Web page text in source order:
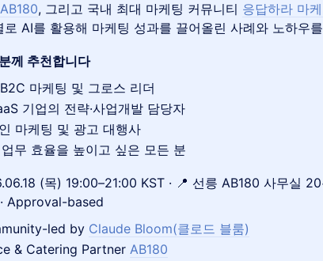
AB180, 그리고 국내 최대 마케팅 커뮤니티 응답하라 마
로 AI를 활용해 마케팅 성과를 끌어올린 사례와 노하우
께 추천합니다
마케팅 및 그로스 리더
기업의 전략·사업개발 담당자
마케팅 및 광고 대행사
무 효율을 높이고 싶은 모든 분
(목) 19:00–21:00 KST · 📍 선릉 AB180 사무실
Approval-based
led by Claude Bloom(클로드 블룸)
& Catering Partner AB180